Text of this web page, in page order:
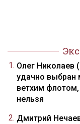
Олег Николаев
удачно выбран
ветхим
нельзя
Дмитрий